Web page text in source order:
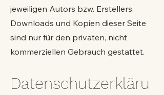
jeweiligen Autors bzw. Erstellers.
Downloads und Kopien dieser Seite
sind nur für den privaten, nicht
kommerziellen Gebrauch gestattet.
Datenschutzerkläru